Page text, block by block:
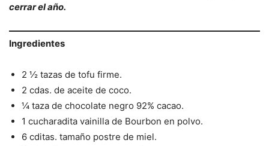
cerrar el año.
Ingredientes
2 ½ tazas de tofu firme.
2 cdas. de aceite de coco.
¼ taza de chocolate negro 92% cacao.
1 cucharadita vainilla de Bourbon en polvo.
6 cditas. tamaño postre de miel.